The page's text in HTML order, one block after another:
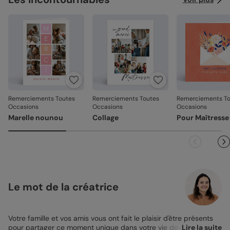
Remerciements Toutes
Occasions
Marelle nounou
Remerciements Toutes
Occasions
Collage
Remerciements
Occasions
Pour Maîtresse
Le mot de la créatrice
Votre famille et vos amis vous ont fait le plaisir d'être présents
pour partager ce moment unique dans votre vie de couple.Lire la suite